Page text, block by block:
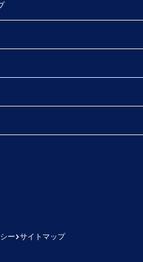
ー サイトマップ